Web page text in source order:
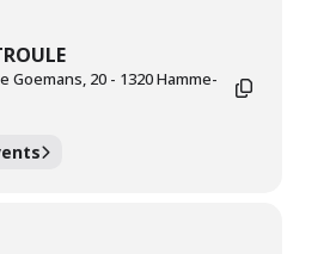
Goemans, 20 - 1320 Hamme-